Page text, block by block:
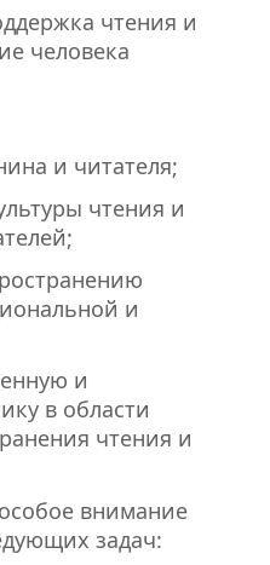
чтения и
человека
и читателя;
чтения и
и
и
в области
чтения и
внимание
задач: